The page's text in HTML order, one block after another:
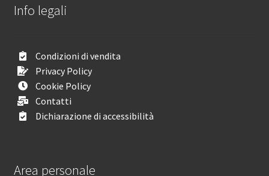
Info legali
Condizioni di vendita
Privacy Policy
Cookie Policy
Contatti
Dichiarazione di accessibilità
Area personale